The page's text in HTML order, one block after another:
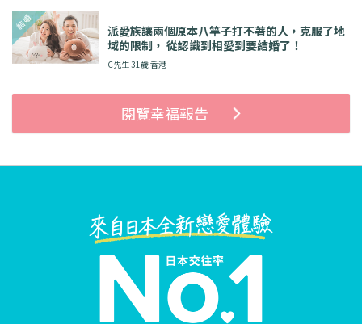
派愛族讓兩個原本八竿子打不著的人，克服了地
域的限制， 從認識到相愛到要結婚了！
C先生 31歲 香港
閱覽幸福報告